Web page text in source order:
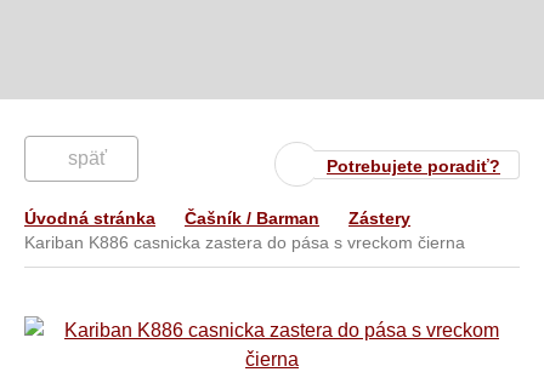
Potrebujete poradiť?
späť
Úvodná stránka Čašník / Barman
Zástery
Kariban K886 casnicka zastera do pása s vreckom čierna